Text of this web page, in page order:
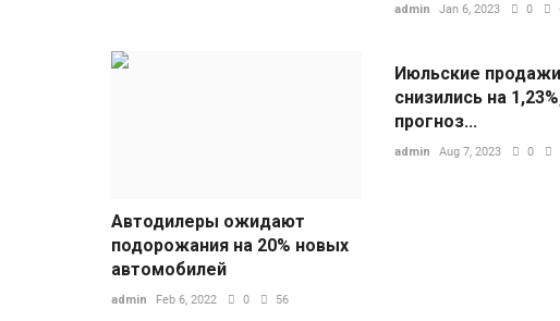
admin Jan 6, 2023 0
Автодилеры ожидают
подорожания на 20% новых
автомобилей
admin Feb 6, 2022 0 56
Июльские
снизились на
прогноз...
admin Aug 7, 2023 0